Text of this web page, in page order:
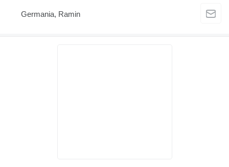
Germania, Ramin